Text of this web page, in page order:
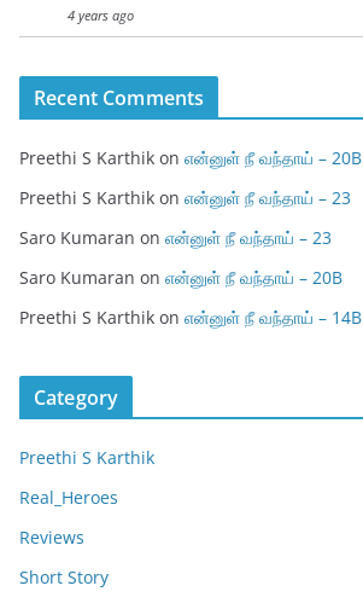
4 years ago
Recent Comments
Preethi S Karthik on என்னுள் நீ வந்தாய் – 20B
Preethi S Karthik on என்னுள் நீ வந்தாய் – 23
Saro Kumaran on என்னுள் நீ வந்தாய் – 23
Saro Kumaran on என்னுள் நீ வந்தாய் – 20B
Preethi S Karthik on என்னுள் நீ வந்தாய் – 14B
Category
Preethi S Karthik
Real_Heroes
Reviews
Short Story